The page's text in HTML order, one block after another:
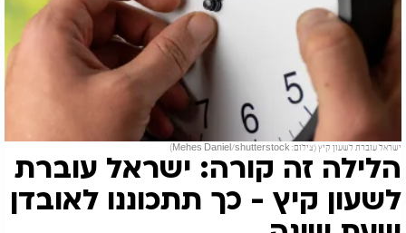
ישראל עוברת לשעון קיץ (צילום: Mehes Daniel/shutterstock)
הלילה זה קורה: ישראל עוברת
לשעון קיץ - כך תתכוננו לאובדן